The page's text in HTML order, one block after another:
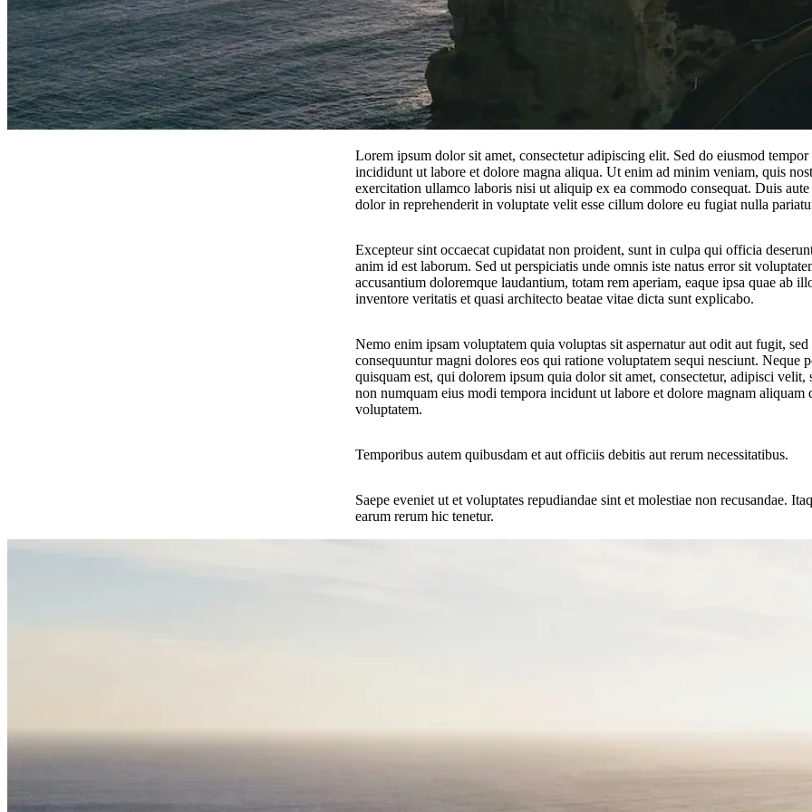
Lorem ipsum dolor sit amet, consectetur adipiscing elit. Sed do eiusmod tempor
incididunt ut labore et dolore magna aliqua. Ut enim ad minim veniam, quis
exercitation ullamco laboris nisi ut aliquip ex ea commodo consequat. Duis
dolor in reprehenderit in voluptate velit esse cillum dolore eu fugiat nulla
Excepteur sint occaecat cupidatat non proident, sunt in culpa qui officia
anim id est laborum. Sed ut perspiciatis unde omnis iste natus error sit
accusantium doloremque laudantium, totam rem aperiam, eaque ipsa quae ab
inventore veritatis et quasi architecto beatae vitae dicta sunt explicabo.
Nemo enim ipsam voluptatem quia voluptas sit aspernatur aut odit aut fugit, sed
consequuntur magni dolores eos qui ratione voluptatem sequi nesciunt. Neque
quisquam est, qui dolorem ipsum quia dolor sit amet, consectetur, adipisci velit,
non numquam eius modi tempora incidunt ut labore et dolore magnam aliquam
voluptatem.
Temporibus autem quibusdam et aut officiis debitis aut rerum necessitatibus.
Saepe eveniet ut et voluptates repudiandae sint et molestiae non recusandae.
earum rerum hic tenetur.